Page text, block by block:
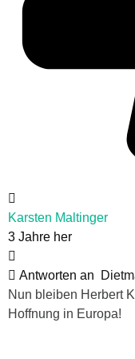
Karsten Maltinger
3 Jahre her
Antworten an
Nun bleiben Herbert
Hoffnung in Europa!